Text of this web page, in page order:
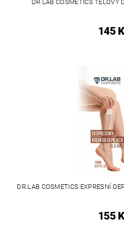
DR.LAB COSMETICS TĚLOVÝ
145
DR.LAB COSMETICS EXPRESNÍ
155